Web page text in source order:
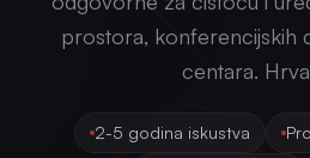
prostora, konferencijskih
centara.
2-5 godina iskustva